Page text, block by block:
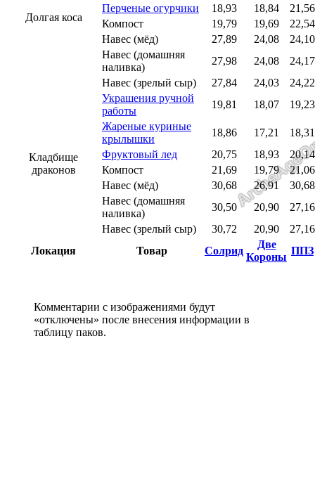
Долгая коса
Перченые огурчики
18,93 18,84
21,56
Компост
19,79 19,69
22,54
Навес (мёд)
27,89 24,08
24,10
Навес (домашняя
наливка)
27,98 24,08
24,17
Навес (зрелый сыр)
27,84 24,03 24,22
Кладбище
драконов
Украшения ручной
работы
19,81 18,07
19,23
Жареные куриные
крылышки
18,86 17,21
18,31
Фруктовый лед
20,75 18,93
20,14
Компост
21,69 19,79
21,06
Навес (мёд)
30,68 26,91
30,68
Навес (домашняя
наливка)
30,50 20,90
27,16
Навес (зрелый сыр)
30,72 20,90
27,16
Локация
Товар Солрид
Две
Короны
ППЗ
Комментарии с изображениями будут
«отключены» после внесения информации в
таблицу паков.